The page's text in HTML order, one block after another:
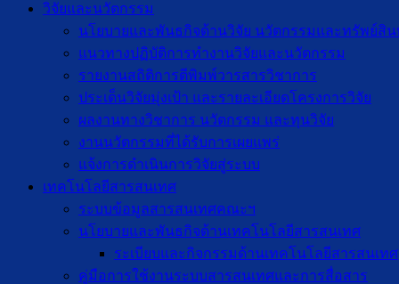
วิจัยและนวัตกรรม
นโยบายและพันธกิจด้านวิจัย นวัตกรรมและทรัพย์สิ
แนวทางปฏิบัติการทำงานวิจัยและนวัตกรรม
รายงานสถิติการตีพิมพ์วารสารวิชาการ
ประเด็นวิจัยมุ่งเป้า และรายละเอียดโครงการวิจัย
ผลงานทางวิชาการ นวัตกรรม และทุนวิจัย
งานนวัตกรรมที่ได้รับการเผยแพร่
แจ้งการดำเนินการวิจัยสู่ระบบ
เทคโนโลยีสารสนเทศ
ระบบข้อมูลสารสนเทศคณะฯ
นโยบายและพันธกิจด้านเทคโนโลยีสารสนเทศ
ระเบียบและกิจกรรมด้านเทคโนโลยีสารสนเทศ
คู่มือการใช้งานระบบสารสนเทศและการสื่อสาร